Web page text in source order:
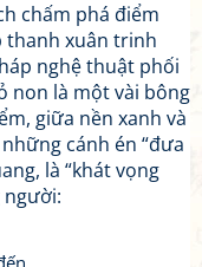
chấm phá điểm
thanh xuân trinh
nghệ thuật phối
non là một vài bông
giữa nền xanh và
cánh én “đưa
là “khát vọng
người: